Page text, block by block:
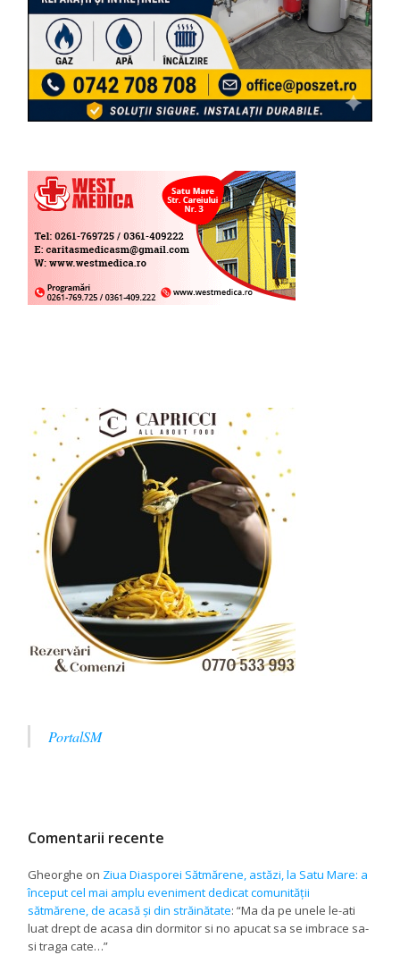
PortalSM
Comentarii recente
Gheorghe on Ziua Diasporei Sătmărene, astăzi, la Satu Mare: a
început cel mai amplu eveniment dedicat comunității
sătmărene, de acasă și din străinătate: “Ma da pe unele le-ati
luat drept de acasa din dormitor si no apucat sa se imbrace sa-
si traga cate…”